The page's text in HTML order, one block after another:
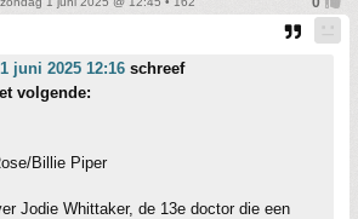
juni 2025 12:16 schreef
volgende:
Billie Piper
Jodie Whittaker, de 13e doctor die een